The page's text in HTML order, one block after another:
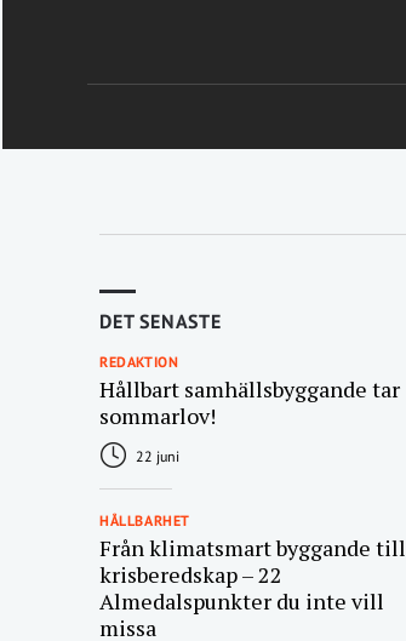
DET SENASTE
REDAKTION
Hållbart samhällsbyggande tar
sommarlov!
22 juni
HÅLLBARHET
Från klimatsmart byggande till
krisberedskap – 22
Almedalspunkter du inte vill
missa